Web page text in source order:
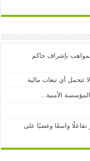
بإشراف حاكم
تتحمل أي تبعات مالية
المؤسسة الأمنية…
واسعًا وغضبًا على